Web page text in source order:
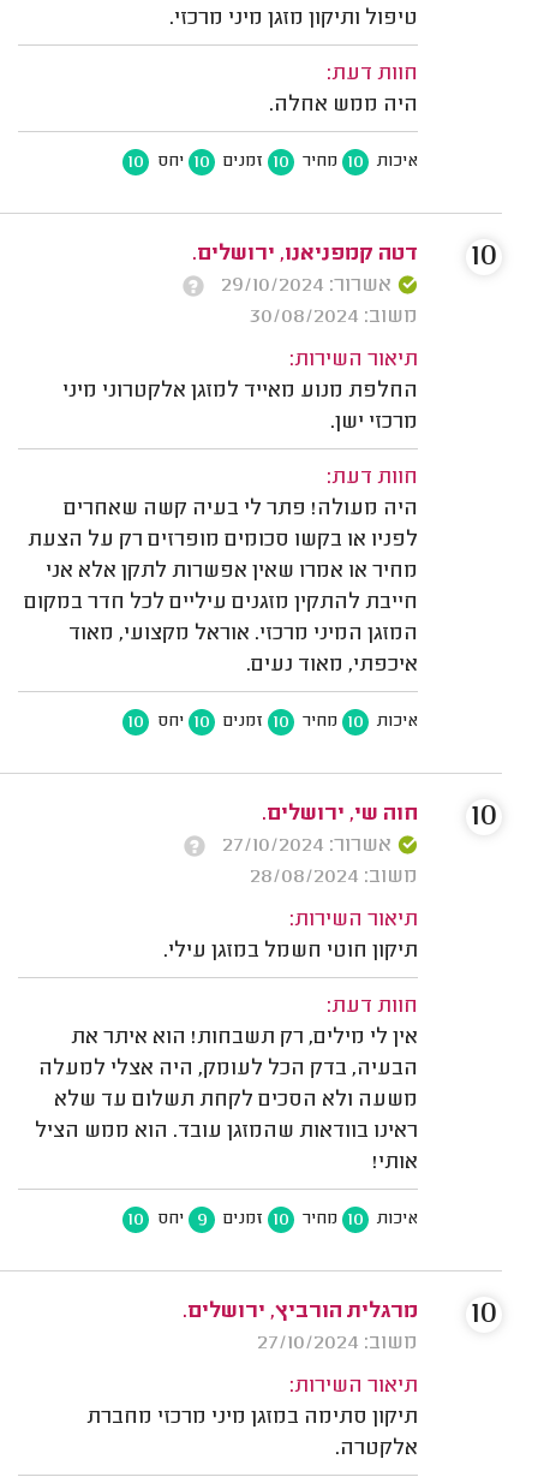
טיפול ותיקון מזגן מיני מרכזי.
חוות דעת:
היה ממש אחלה.
איכות 10 מחיר 10 זמנים 10 יחס 10
דטה קמפניאנו, ירושלים.
אשרור: 29/10/2024
משוב: 30/08/2024
תיאור השירות:
החלפת מנוע מאייד למזגן אלקטרוני מיני
מרכזי ישן.
חוות דעת:
היה מעולה! פתר לי בעיה קשה שאחרים
לפניו או בקשו סכומים מופרזים רק על הצעת
מחיר או אמרו שאין אפשרות לתקן אלא אני
חייבת להתקין מזגנים עיליים לכל חדר במקום
המזגן המיני מרכזי. אוראל מקצועי, מאוד
איכפתי, מאוד נעים.
איכות 10 מחיר 10 זמנים 10 יחס 10
10
חוה שי, ירושלים.
אשרור: 27/10/2024
משוב: 28/08/2024
תיאור השירות:
תיקון חוטי חשמל במזגן עילי.
חוות דעת:
אין לי מילים, רק תשבחות! הוא איתר את
הבעיה, בדק הכל לעומק, היה אצלי למעלה
משעה ולא הסכים לקחת תשלום עד שלא
ראינו בוודאות שהמזגן עובד. הוא ממש הציל
אותי!
איכות 10 מחיר 10 זמנים 9 יחס 10
10
מרגלית הורביץ, ירושלים.
משוב: 27/10/2024
תיאור השירות:
תיקון סתימה במזגן מיני מרכזי מחברת
אלקטרה.
10